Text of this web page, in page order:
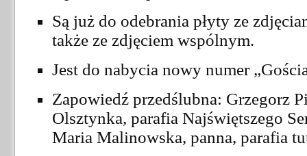
Są już do odebrania płyty ze
także ze zdjęciem wspólnym.
Jest do nabycia nowy numer
Zapowiedź przedślubna: Grzegorz
Olsztynka, parafia Najświętszego
Maria Malinowska, panna, parafia